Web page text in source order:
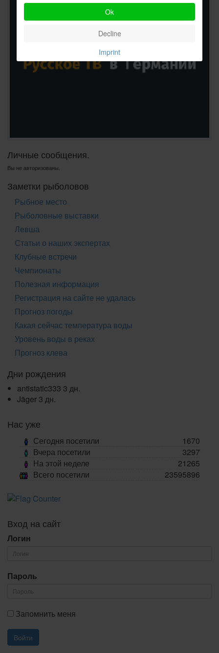
Личные сообщения.
Вы не авторизованы.
Заметки рыболовов
Рыбное место
Рыболовные выставки
Левша
Статьи о наших экспертах
Клубные встречи
Чемпионаты
Полезная информация
Регистрация на сайте не удалась
Прогноз погоды
Какая сейчас температура воды
Уровень воды в реках
Прогноз клева
Дни рождения
antistatic333 3 дн.
Jäger 3 дн.
Нас уже
Сегодня посетили
1670
Вчера посетили
3297
На этой неделе
21265
Всего посетили
23595896
Вход на сайт
Логин
Пароль
Запомнить меня
Ok
Decline
Imprint